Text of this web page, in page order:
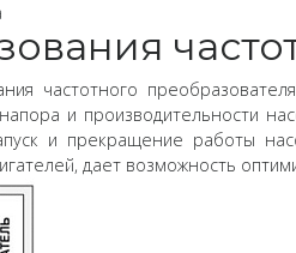
частотного
и производительности
и прекращение работы
дает возможность